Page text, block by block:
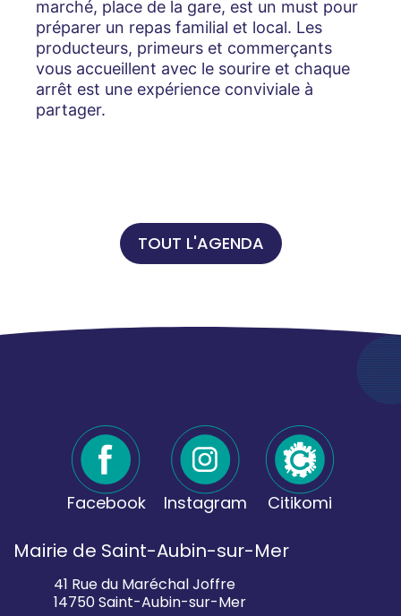
marché, place de la gare, est un must pour
préparer un repas familial et local. Les
producteurs, primeurs et commerçants
vous accueillent avec le sourire et chaque
arrêt est une expérience conviviale à
partager.
TOUT L'AGENDA
Facebook Instagram Citikomi
Mairie de Saint-Aubin-sur-Mer
41 Rue du Maréchal Joffre
14750 Saint-Aubin-sur-Mer